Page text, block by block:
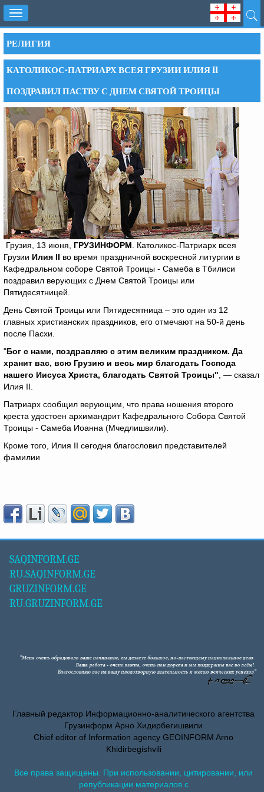
Toggle
navigation
РЕЛИГИЯ
КАТОЛИКОС-ПАТРИАРХ ВСЕЯ ГРУЗИИ ИЛИЯ II
ПОЗДРАВИЛ ПАСТВУ С ДНЕМ СВЯТОЙ ТРОИЦЫ
Грузия, 13 июня, ГРУЗИНФОРМ . Католикос-Патриарх всея
Грузии Илия II во время праздничной воскресной литургии в
Кафедральном соборе Святой Троицы - Самеба в Тбилиси
поздравил верующих с Днем Святой Троицы или
Пятидесятницей.
День Святой Троицы или Пятидесятница – это один из 12
главных христианских праздников, его отмечают на 50-й день
после Пасхи.
"Бог с нами, поздравляю с этим великим праздником. Да
хранит вас, всю Грузию и весь мир благодать Господа
нашего Иисуса Христа, благодать Святой Троицы" , — сказал
Илия II.
Патриарх сообщил верующим, что права ношения второго
креста удостоен архимандрит Кафедрального Собора Святой
Троицы - Самеба Иоанна (Мчедлишвили).
Кроме того, Илия II сегодня благословил представителей
фамилии
SAQINFORM.GE
RU.SAQINFORM.GE
GRUZINFORM.GE
RU.GRUZINFORM.GE
Главный редактор Информационно-аналитического агентства
Грузинформ Арно Хидирбегишвили
Chief editor of Information agency GEOINFORM Arno
Khidirbegishvili
Все права защищены. При использовании, цитировании, или
републикации материалов с